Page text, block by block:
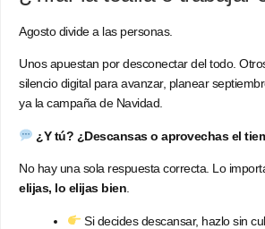
Agosto divide a las personas.
Unos apuestan por desconectar del todo.
silencio digital para avanzar, planear
ya la campaña de Navidad.
¿Y tú? ¿Descansas o aprovechas el
No hay una sola respuesta correcta. Lo
elijas, lo elijas bien
Si decides descansar, hazlo sin